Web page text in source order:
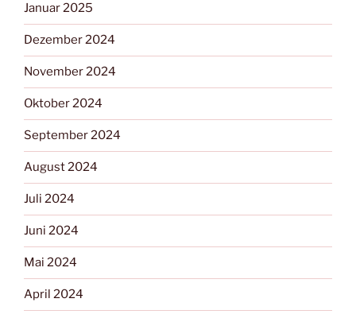
Januar 2025
Dezember 2024
November 2024
Oktober 2024
September 2024
August 2024
Juli 2024
Juni 2024
Mai 2024
April 2024